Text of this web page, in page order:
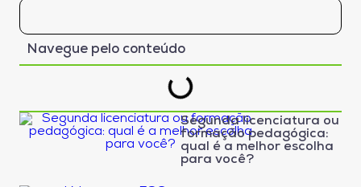
Navegue pelo conteúdo
Segunda licenciatura ou
formação pedagógica:
qual é a melhor escolha
para você?